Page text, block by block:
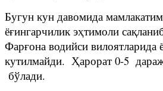
Бугун кун давомида
ёғингарчилик эҳтимоли
Фарғона водийси вилоятларида
кутилмайди. Ҳарорат 0-5
бўлади.